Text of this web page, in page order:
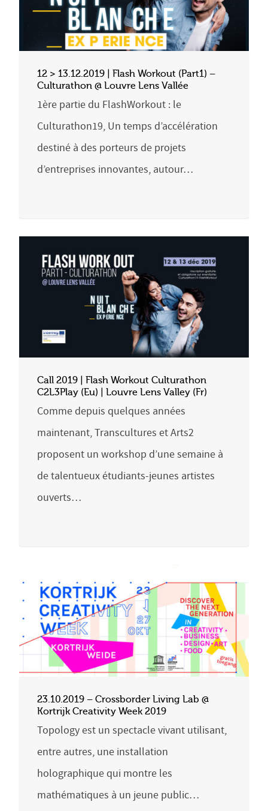
12 > 13.12.2019 | Flash Workout (Part1) –
Culturathon @ Louvre Lens Vallée
1ère partie du FlashWorkout : le
Culturathon19, Un temps d’accélération
destiné à des porteurs de projets
d’entreprises innovantes, autour…
Call 2019 | Flash Workout Culturathon
C2L3Play (Eu) | Louvre Lens Valley (Fr)
Comme depuis quelques années
maintenant, Transcultures et Arts2
proposent un workshop d’une semaine à
de talentueux étudiants-jeunes artistes
ouverts…
23.10.2019 – Crossborder Living Lab @
Kortrijk Creativity Week 2019
Topology est un spectacle vivant utilisant,
entre autres, une installation
holographique qui montre les
mathématiques à un jeune public…